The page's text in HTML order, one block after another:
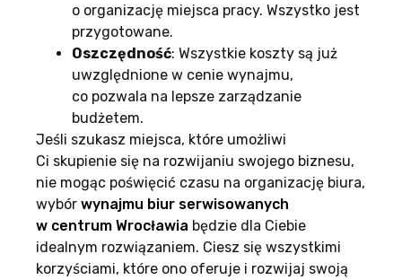
o organizację miejsca pracy. Wszystko jest
przygotowane.
Oszczędność: Wszystkie koszty są już
uwzględnione w cenie wynajmu,
co pozwala na lepsze zarządzanie
budżetem.
Jeśli szukasz miejsca, które umożliwi
Ci skupienie się na rozwijaniu swojego biznesu,
nie mogąc poświęcić czasu na organizację biura,
wybór wynajmu biur serwisowanych
w centrum Wrocławia będzie dla Ciebie
idealnym rozwiązaniem. Ciesz się wszystkimi
korzyściami, które ono oferuje i rozwijaj swoją